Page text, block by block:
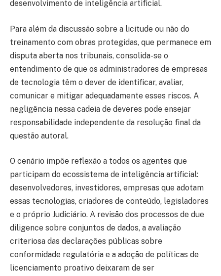
desenvolvimento de inteligência artificial.
Para além da discussão sobre a licitude ou não do
treinamento com obras protegidas, que permanece em
disputa aberta nos tribunais, consolida-se o
entendimento de que os administradores de empresas
de tecnologia têm o dever de identificar, avaliar,
comunicar e mitigar adequadamente esses riscos. A
negligência nessa cadeia de deveres pode ensejar
responsabilidade independente da resolução final da
questão autoral.
O cenário impõe reflexão a todos os agentes que
participam do ecossistema de inteligência artificial:
desenvolvedores, investidores, empresas que adotam
essas tecnologias, criadores de conteúdo, legisladores
e o próprio Judiciário. A revisão dos processos de due
diligence sobre conjuntos de dados, a avaliação
criteriosa das declarações públicas sobre
conformidade regulatória e a adoção de políticas de
licenciamento proativo deixaram de ser